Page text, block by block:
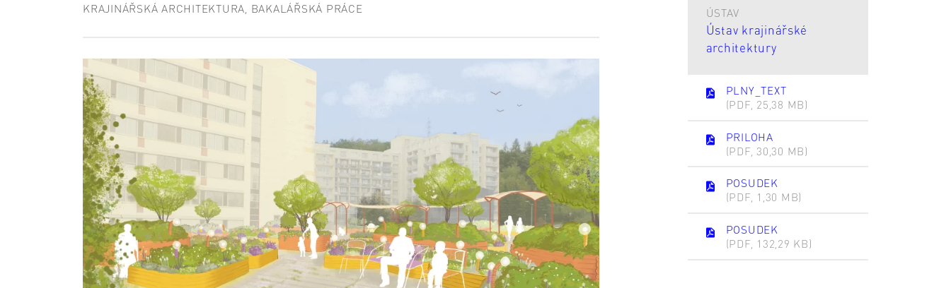
KRAJINÁŘSKÁ ARCHITEKTURA, BAKALÁŘSKÁ PRÁCE ÚSTAV
Ústav krajinářské
architektury
PLNY_TEXT
(PDF, 25,38 MB)
PRILOHA
(PDF, 30,30 MB)
POSUDEK
(PDF, 1,30 MB)
POSUDEK
(PDF, 132,29 KB)